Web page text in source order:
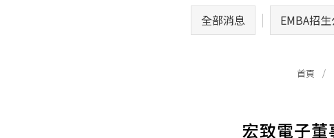
全部消息 EMBA招
首頁
宏致電子董